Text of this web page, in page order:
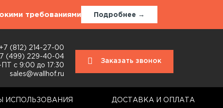
требованиями Подробнее →
+7 (812) 214-27-00
(499) 229-40-04
ПТ с 9:00 до 17:30
sales@wallhof.ru
Заказать звонок
ИСПОЛЬЗОВАНИЯ ДОСТАВКА И ОПЛАТА